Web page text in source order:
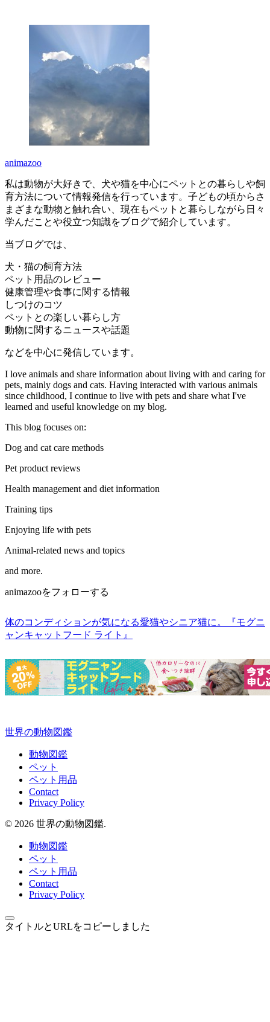
animazoo
私は動物が大好きで、犬や猫を中心にペットとの暮らしや飼
育方法について情報発信を行っています。子どもの頃からさ
まざまな動物と触れ合い、現在もペットと暮らしながら日々
学んだことや役立つ知識をブログで紹介しています。
当ブログでは、
犬・猫の飼育方法
ペット用品のレビュー
健康管理や食事に関する情報
しつけのコツ
ペットとの楽しい暮らし方
動物に関するニュースや話題
などを中心に発信しています。
I love animals and share information about living with and caring for
pets, mainly dogs and cats. Having interacted with various animals
since childhood, I continue to live with pets and share what I've
learned and useful knowledge on my blog.
This blog focuses on:
Dog and cat care methods
Pet product reviews
Health management and diet information
Training tips
Enjoying life with pets
Animal-related news and topics
and more.
animazooをフォローする
体のコンディションが気になる愛猫やシニア猫に。『モグニ
ャンキャットフード ライト』
世界の動物図鑑
動物図鑑
ペット
ペット用品
Contact
Privacy Policy
© 2026 世界の動物図鑑.
動物図鑑
ペット
ペット用品
Contact
Privacy Policy
タイトルとURLをコピーしました